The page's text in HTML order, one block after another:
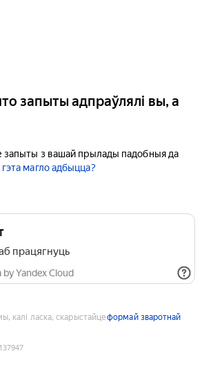
запыты адпраўлялі вы, а
запыты з вашай прылады падобныя да
магло адбыцца?
працягнуць
Yandex Cloud
калі ласка, скарыстайцеформай зваротнай